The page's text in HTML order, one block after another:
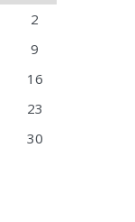
2
9
16
23
30